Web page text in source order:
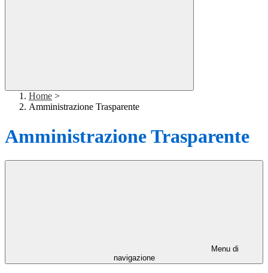
Home >
Amministrazione Trasparente
Amministrazione Trasparente
Menu di
navigazione